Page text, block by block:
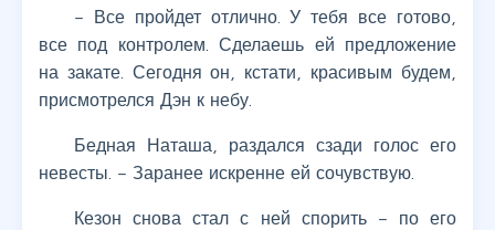
– Все пройдет отлично. У тебя все готово,
все под контролем. Сделаешь ей предложение
на закате. Сегодня он, кстати, красивым будем,
присмотрелся Дэн к небу.
Бедная Наташа, раздался сзади голос его
невесты. – Заранее искренне ей сочувствую.
Кезон снова стал с ней спорить – по его